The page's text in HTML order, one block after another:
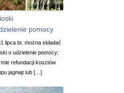
pomocy
lipca br. można składać
o udzielenie pomocy:
refundacji kosztów
jagniąt lub […]